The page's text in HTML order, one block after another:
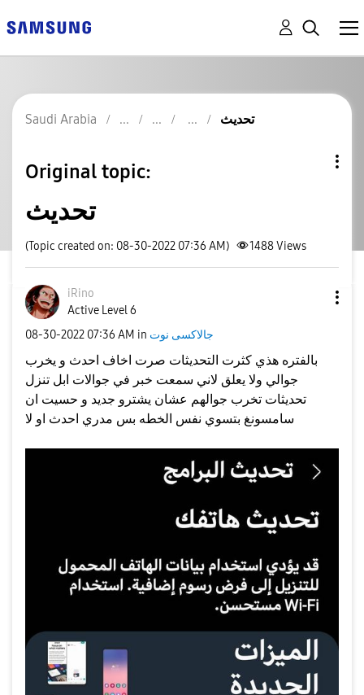
Saudi Arabia تحديث
Original topic:
تحديث
(Topic created on: 08-30-2022 07:36 AM) 1488Views
iRino
Active Level 6
‎08-30-2022 07:36 AM in جالاكسى نوت
بالفتره هذي كثرت التحديثات صرت اخاف احدث و يخرب
جوالي ولا يعلق لاني سمعت خبر في جوالات ابل تنزل
تحديثات تخرب جوالهم عشان يشترو جديد و حسيت ان